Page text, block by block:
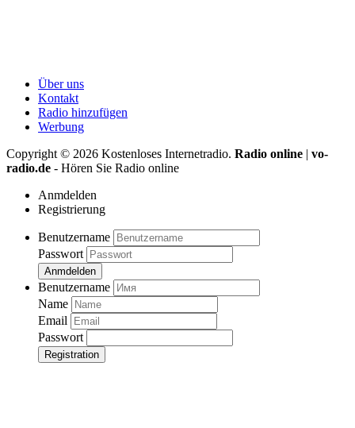
Über uns
Kontakt
Radio hinzufügen
Werbung
Copyright © 2026 Kostenloses Internetradio. Radio online | vo-
radio.de - Hören Sie Radio online
Anmdelden
Registrierung
Benutzername
Passwort
Anmdelden
Benutzername
Name
Email
Passwort
Registration